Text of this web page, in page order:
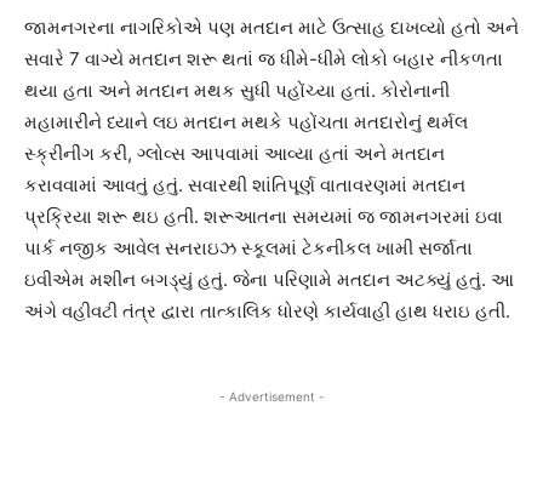
જામનગરના નાગરિકોએ પણ મતદાન માટે ઉત્સાહ દાખવ્યો હતો અને
સવારે 7 વાગ્યે મતદાન શરૂ થતાં જ ધીમે-ધીમે લોકો બહાર નીકળતા
થયા હતા અને મતદાન મથક સુધી પહોંચ્યા હતાં. કોરોનાની
મહામારીને ધ્યાને લઇ મતદાન મથકે પહોંચતા મતદારોનું થર્મલ
સ્ક્રીનીંગ કરી, ગ્લોવ્સ આપવામાં આવ્યા હતાં અને મતદાન
કરાવવામાં આવતું હતું. સવારથી શાંતિપૂર્ણ વાતાવરણમાં મતદાન
પ્રક્રિયા શરૂ થઇ હતી. શરૂઆતના સમયમાં જ જામનગરમાં ઇવા
પાર્ક નજીક આવેલ સનરાઇઝ સ્કૂલમાં ટેકનીકલ ખામી સર્જાતા
ઇવીએમ મશીન બગડ્યું હતું. જેના પરિણામે મતદાન અટક્યું હતું. આ
અંગે વહીવટી તંત્ર દ્વારા તાત્કાલિક ધોરણે કાર્યવાહી હાથ ધરાઇ હતી.
- Advertisement -